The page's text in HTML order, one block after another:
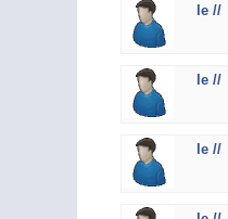
le //
le //
le //